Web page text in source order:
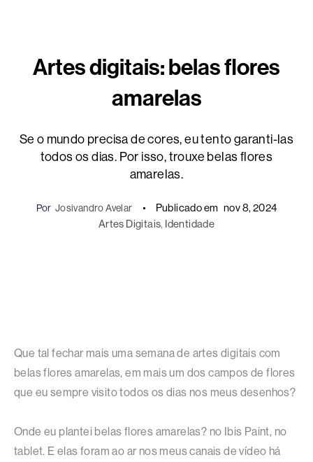
Artes digitais: belas flores
amarelas
Se o mundo precisa de cores, eu tento garanti-las
todos os dias. Por isso, trouxe belas flores
amarelas.
Por Josivandro Avelar Publicado em nov 8, 2024
Artes Digitais, Identidade
Que tal fechar mais uma semana de artes digitais com
belas flores amarelas, em mais um dos campos de flores
que eu sempre visito todos os dias nos meus desenhos?
Onde eu plantei belas flores amarelas? no Ibis Paint, no
tablet. E elas foram ao ar nos meus canais de vídeo há